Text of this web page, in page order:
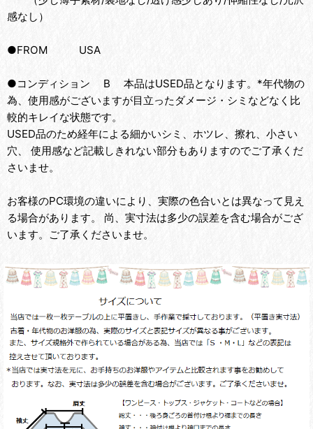
感なし）
●FROM USA
●コンディション B 本品はUSED品となります。*年代物の
為、使用感がございますが目立ったダメージ・シミなどなく比
較的キレイな状態です。
USED品のため経年による細かいシミ、ホツレ、擦れ、小さい
穴、 使用感など記載しきれない部分もありますのでご了承くだ
さいませ。
お客様のPC環境の違いにより、実際の色合いとは異なって見え
る場合があります。 尚、実寸法は多少の誤差を含む場合がござ
います。ご了承くださいませ。